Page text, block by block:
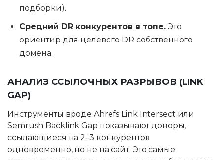
подборки).
Средний DR конкурентов в топе. Это
ориентир для целевого DR собственного
домена.
АНАЛИЗ ССЫЛОЧНЫХ РАЗРЫВОВ (LINK
GAP)
Инструменты вроде Ahrefs Link Intersect или
Semrush Backlink Gap показывают доноры,
ссылающиеся на 2–3 конкурентов
одновременно, но не на сайт. Это самые